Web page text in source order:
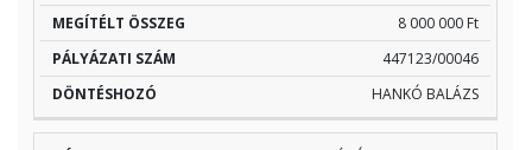
8 000 000 Ft
447123/00046
HANKÓ BALÁZS